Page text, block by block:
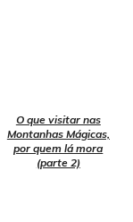
O que visitar nas
Montanhas Mágicas,
por quem lá mora
(parte 2)